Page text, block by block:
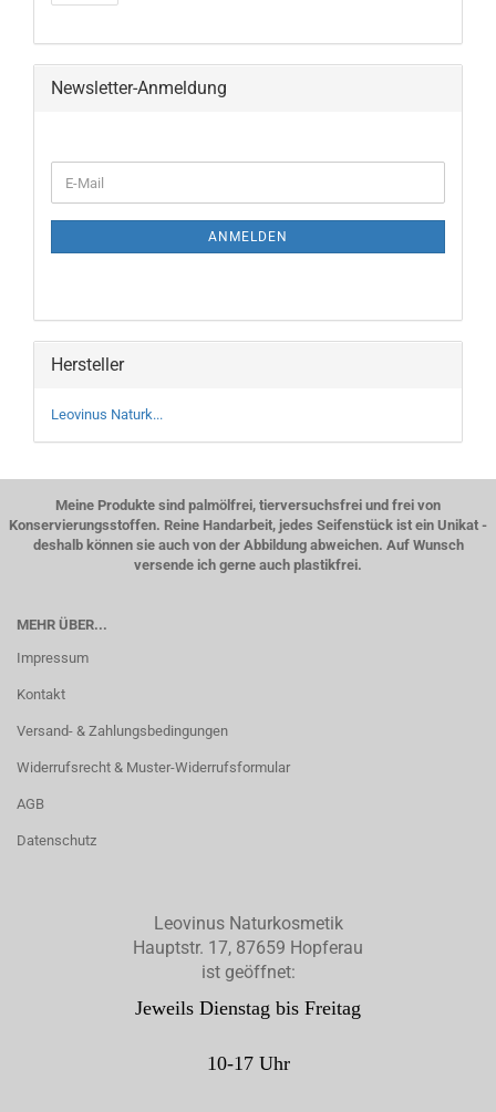
Newsletter-Anmeldung
ZUR
E-
Mail
ANMELDEN
Hersteller
Leovinus Naturk...
Meine Produkte sind palmölfrei, tierversuchsfrei und frei von
Konservierungsstoffen. Reine Handarbeit, jedes Seifenstück ist ein Unikat -
deshalb können sie auch von der Abbildung abweichen. Auf Wunsch
versende ich gerne auch plastikfrei.
MEHR ÜBER...
Impressum
Kontakt
Versand- & Zahlungsbedingungen
Widerrufsrecht & Muster-Widerrufsformular
AGB
Datenschutz
Leovinus Naturkosmetik
Hauptstr. 17, 87659 Hopferau
ist geöffnet:
Jeweils Dienstag bis Freitag
10-17 Uhr